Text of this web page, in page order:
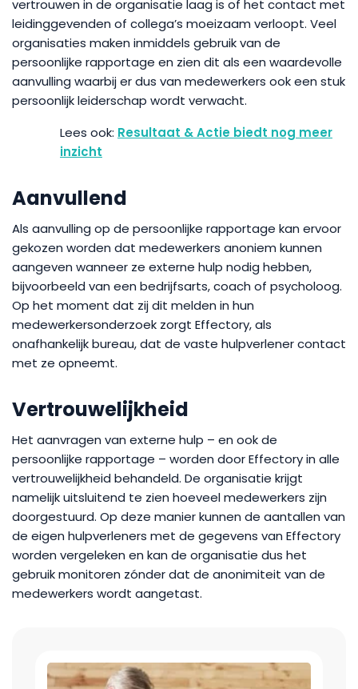
vertrouwen in de organisatie laag is of het contact met
leidinggevenden of collega’s moeizaam verloopt. Veel
organisaties maken inmiddels gebruik van de
persoonlijke rapportage en zien dit als een waardevolle
aanvulling waarbij er dus van medewerkers ook een stuk
persoonlijk leiderschap wordt verwacht.
Resultaat & Actie biedt nog meer
inzicht
Aanvullend
Als aanvulling op de persoonlijke rapportage kan ervoor
gekozen worden dat medewerkers anoniem kunnen
aangeven wanneer ze externe hulp nodig hebben,
bijvoorbeeld van een bedrijfsarts, coach of psycholoog.
Op het moment dat zij dit melden in hun
medewerkersonderzoek zorgt Effectory, als
onafhankelijk bureau, dat de vaste hulpverlener contact
met ze opneemt.
Vertrouwelijkheid
Het aanvragen van externe hulp – en ook de
persoonlijke rapportage – worden door Effectory in alle
vertrouwelijkheid behandeld. De organisatie krijgt
namelijk uitsluitend te zien hoeveel medewerkers zijn
doorgestuurd. Op deze manier kunnen de aantallen van
de eigen hulpverleners met de gegevens van Effectory
worden vergeleken en kan de organisatie dus het
gebruik monitoren zónder dat de anonimiteit van de
medewerkers wordt aangetast.